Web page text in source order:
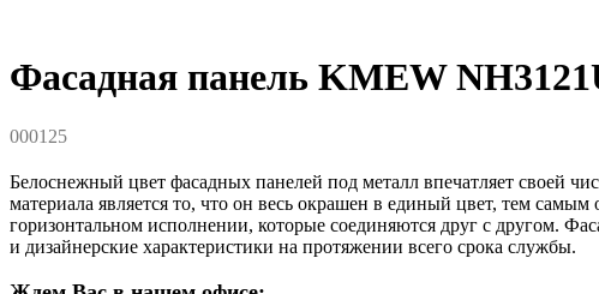
Фасадная панель KMEW
000125
Белоснежный цвет фасадных панелей под металл впечатляет своей
материала является то, что он весь окрашен в единый цвет, тем
горизонтальном исполнении, которые соединяются друг с другом.
и дизайнерские характеристики на протяжении всего срока службы.